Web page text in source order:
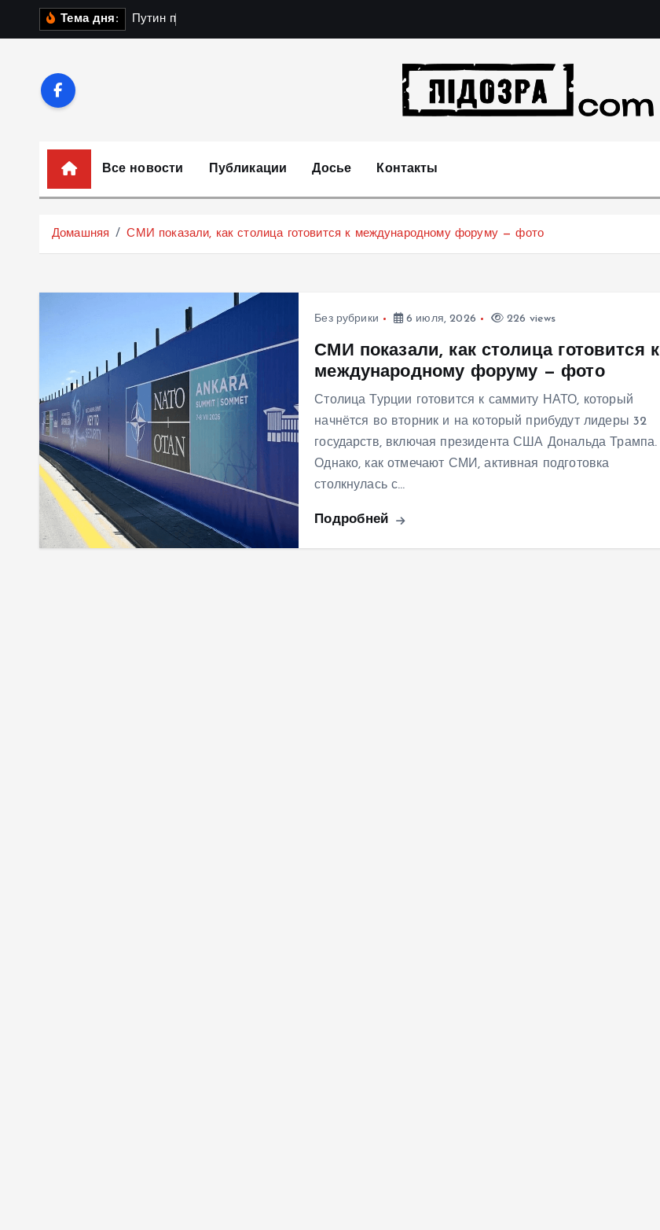
Тема дня: Путин п
Все новости
Публикации Досье Контакты
Домашняя СМИ показали, как столица готовится к международному форуму — фото
Без рубрики 6 июля, 2026 226 views
СМИ показали, как столица готовится к
международному форуму — фото
Столица Турции готовится к саммиту НАТО, который
начнётся во вторник и на который прибудут лидеры 32
государств, включая президента США Дональда Трампа.
Однако, как отмечают СМИ, активная подготовка
столкнулась с…
Подробней